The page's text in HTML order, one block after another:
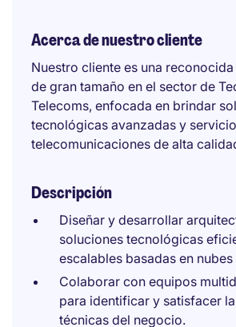
Acerca de nuestro cliente
Nuestro cliente es una
de gran tamaño en el sector de
Telecoms, enfocada en brindar
tecnológicas avanzadas y
telecomunicaciones de alta
Descripción
Diseñar y desarrollar
soluciones tecnológicas
escalables basadas en
Colaborar con equipos
para identificar y satisfacer
técnicas del negocio.